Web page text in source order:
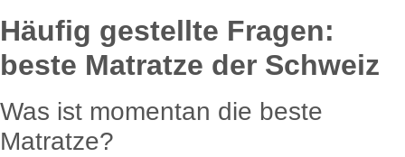
Häufig gestellte Fragen:
beste Matratze der Schweiz
Was ist momentan die beste
Matratze?